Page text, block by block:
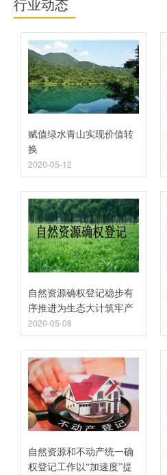
行业动态
赋值绿水青山实现价值转
换
2020-05-12
自然资源确权登记稳步有
序推进为生态大计筑牢产
权根基
2020-05-08
自然资源和不动产统一确
权登记工作以“加速度”提